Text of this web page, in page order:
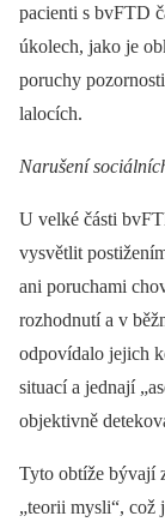
pacienti s bvFTD
úkolech, jako je
poruchy
lalocích.
Narušení
U velké části
vysvětlit
ani poruchami
rozhodnutí a v
odpovídalo jejich
situací a jednají
objektivně
Tyto obtíže bývají
„teorii mysli“, což